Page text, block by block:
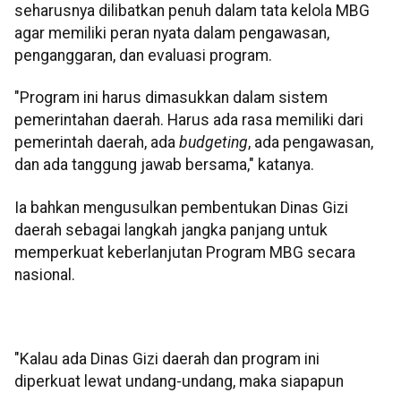
seharusnya dilibatkan penuh dalam tata kelola MBG
agar memiliki peran nyata dalam pengawasan,
penganggaran, dan evaluasi program.
"Program ini harus dimasukkan dalam sistem
pemerintahan daerah. Harus ada rasa memiliki dari
pemerintah daerah, ada budgeting, ada pengawasan,
dan ada tanggung jawab bersama," katanya.
Ia bahkan mengusulkan pembentukan Dinas Gizi
daerah sebagai langkah jangka panjang untuk
memperkuat keberlanjutan Program MBG secara
nasional.
"Kalau ada Dinas Gizi daerah dan program ini
diperkuat lewat undang-undang, maka siapapun